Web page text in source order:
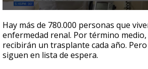
seconds
of
1
minute,
51
seconds
Hay más de 780.000 personas que
enfermedad renal. Por término
recibirán un trasplante cada año.
siguen en lista de espera.